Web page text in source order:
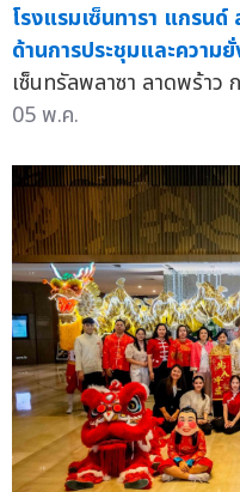
โรงแรมเซ็นทารา แกรน
ด้านการประชุมและความ
เซ็นทรัลพลาซา ลาดพร้าว
05 พ.ค.